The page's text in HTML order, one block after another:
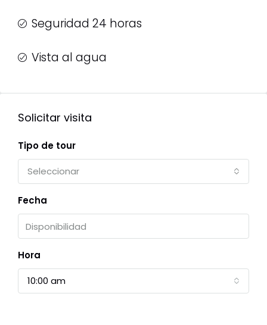
Seguridad 24 horas
Vista al agua
Solicitar visita
Tipo de tour
Seleccionar
Fecha
Hora
10:00 am